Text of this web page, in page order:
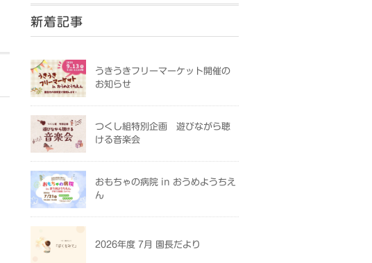
新着記事
うきうきフリーマーケット開催の
お知らせ
つくし組特別企画 遊びながら聴
ける音楽会
おもちゃの病院 in おうめようちえ
ん
2026年度 7月 園長だより